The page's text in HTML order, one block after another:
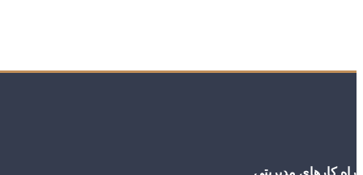
راه کارهای مدیریتی